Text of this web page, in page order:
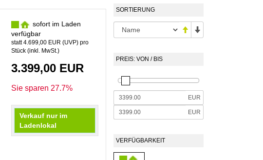
SORTIERUNG
PREIS: VON / BIS
EUR
EUR
VERFÜGBARKEIT
sofort im Laden
verfügbar
statt4.699,00 EUR (UVP) pro
Stück (inkl. MwSt.)
3.399,00 EUR
Sie sparen 27.7%
Verkauf nur im
Ladenlokal